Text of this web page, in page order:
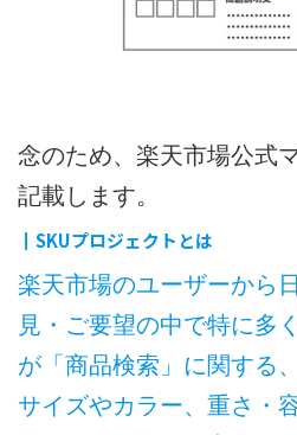
念のため、楽天市場公式
記載します。
┃SKUプロジェクトとは
楽天市場のユーザーから
見・ご要望の中で特に多
が「商品検索」に関する
サイズやカラー、重さ・